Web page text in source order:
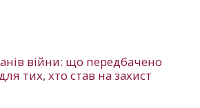
війни: що передбачено
тих, хто став на захист